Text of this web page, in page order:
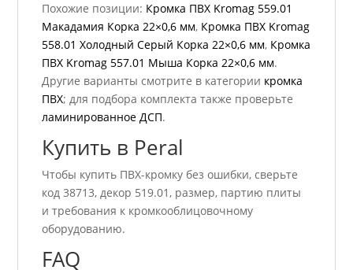
Похожие позиции: Кромка ПВХ Kromag 559.01
Макадамия Корка 22×0,6 мм, Кромка ПВХ Kromag
558.01 Холодный Серый Корка 22×0,6 мм, Кромка
ПВХ Kromag 557.01 Мыша Корка 22×0,6 мм.
Другие варианты смотрите в категории кромка
ПВХ; для подбора комплекта также проверьте
ламинированное ДСП.
Купить в Peral
Чтобы купить ПВХ-кромку без ошибки, сверьте
код 38713, декор 519.01, размер, партию плиты
и требования к кромкооблицовочному
оборудованию.
FAQ